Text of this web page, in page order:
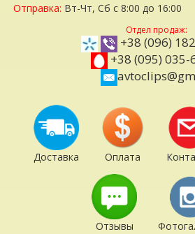
Отправка: Вт-Чт, Сб с 8:00 до 16:00
Отдел продаж:
+38 (096)
+38 (095) 035-
Доставка Оплата
Отзывы